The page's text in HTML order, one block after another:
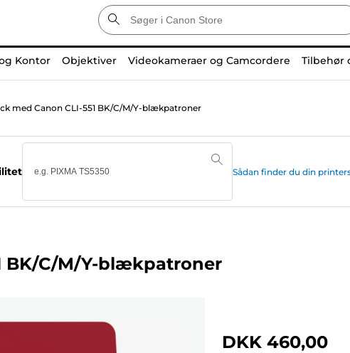
Kontor Objektiver Videokameraer og Camcordere Tilbehør
med Canon CLI-551 BK/C/M/Y-blækpatroner
Sådan finder du din
BK/C/M/Y-blækpatroner
DKK 460,00